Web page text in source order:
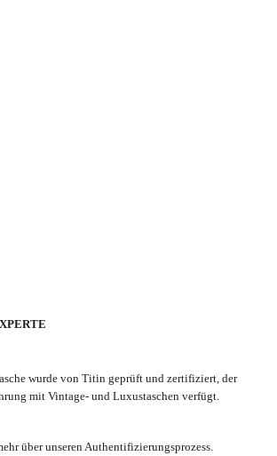
wurde von Titin geprüft und zertifiziert, der
mit Vintage- und Luxustaschen verfügt.
über unseren Authentifizierungsprozess.